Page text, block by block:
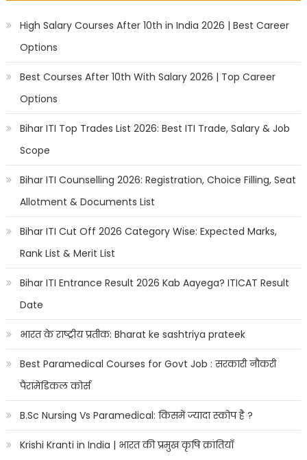
High Salary Courses After 10th in India 2026 | Best Career
Options
Best Courses After 10th With Salary 2026 | Top Career
Options
Bihar ITI Top Trades List 2026: Best ITI Trade, Salary & Job
Scope
Bihar ITI Counselling 2026: Registration, Choice Filling, Seat
Allotment & Documents List
Bihar ITI Cut Off 2026 Category Wise: Expected Marks,
Rank List & Merit List
Bihar ITI Entrance Result 2026 Kab Aayega? ITICAT Result
Date
भारत के राष्ट्रीय प्रतीक: Bharat ke sashtriya prateek
Best Paramedical Courses for Govt Job : सरकारी नौकरी
पैरामेडिकल कोर्स
B.Sc Nursing Vs Paramedical: किसमें ज्यादा स्कोप है ?
Krishi Kranti in India | भारत की प्रमुख कृषि क्रांतियाँ